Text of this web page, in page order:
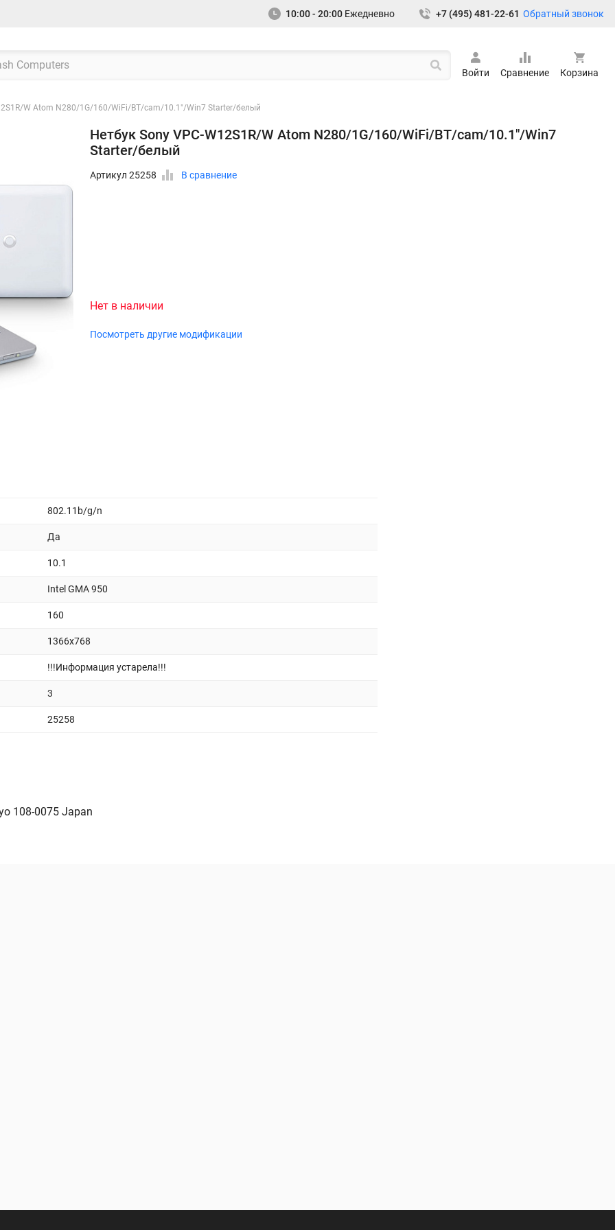
10:00 - 20:00 Ежедневно +7 (495) 481-22-61 Обратный звонок
Войти Сравнение Корзина
W Atom N280/1G/160/WiFi/BT/cam/10.1"/Win7 Starter/белый
Нетбук Sony VPC-W12S1R/W Atom N280/1G/160/WiFi/BT/cam/10.1"/Win7
Starter/белый
Артикул 25258 В сравнение
Нет в наличии
Посмотреть другие модификации
802.11b/g/n
Да
10.1
Intel GMA 950
160
1366x768
!!!Информация устарела!!!
3
25258
108-0075 Japan